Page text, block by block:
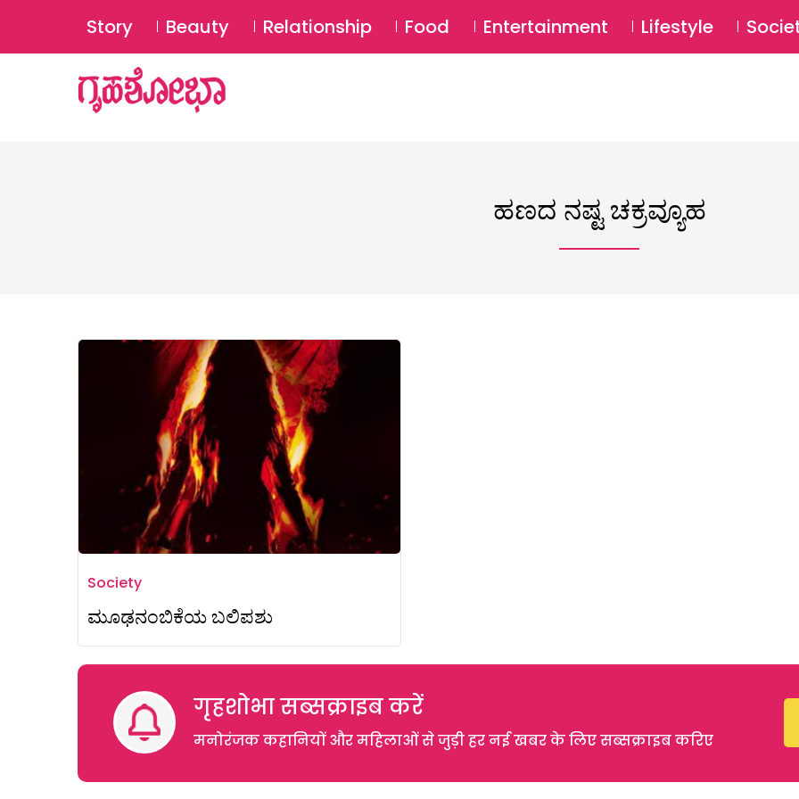
Story Beauty Relationship Food Entertainment Lifestyle
ಹಣದ ನಷ್ಟ ಚಕ್ರವ್ಯೂಹ
Society
ಮೂಢನಂಬಿಕೆಯ ಬಲಿಪಶು
गृहशोभा सब्सक्राइब करें
मनोरंजक कहानियों और महिलाओं से जुड़ी हर नई खबर के लिए सब्सक्राइब करिए